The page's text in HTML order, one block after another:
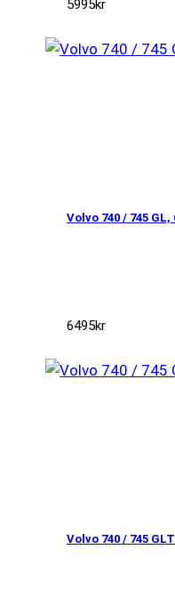
5995kr
Volvo 740 / 745 GL,
6495kr
Volvo 740 / 745